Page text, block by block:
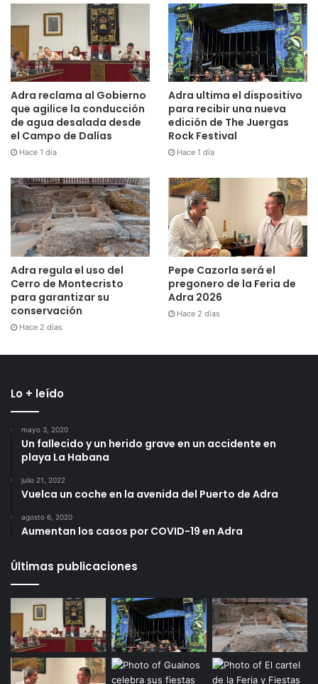
Adra reclama al Gobierno
que agilice la conducción
de agua desalada desde
el Campo de Dalías
Hace 1 día
Adra ultima el dispositivo
para recibir una nueva
edición de The Juergas
Rock Festival
Hace 1 día
Adra regula el uso del
Cerro de Montecristo
para garantizar su
conservación
Hace 2 días
Pepe Cazorla será el
pregonero de la Feria de
Adra 2026
Hace 2 días
Lo + leído
mayo 3, 2020
Un fallecido y un herido grave en un accidente en
playa La Habana
julio 21, 2022
Vuelca un coche en la avenida del Puerto de Adra
agosto 6, 2020
Aumentan los casos por COVID-19 en Adra
Últimas publicaciones